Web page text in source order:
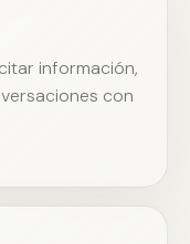
información,
con